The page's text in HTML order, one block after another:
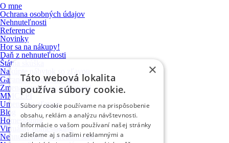
O mne
Ochrana osobných údajov
Nehnuteľnosti
Referencie
Novinky
Hor sa na nákupy!
Daň z nehnuteľnosti
Štátna skúška
Nakúpte nábytok so zľavou
Garančný fond NARKS
Zmena poplatkov na katastri
MMCEPI
Umenie so zľavou
Blog
Homestaging
Virtuálny homestaging
Nehnuteľnosť si predám sám
×
Táto webová lokalita
používa súbory cookie.
Súbory cookie používame na prispôsobenie
obsahu, reklám a analýzu návštevnosti.
Informácie o vašom používaní našej stránky
zdieľame aj s našimi reklamnými a